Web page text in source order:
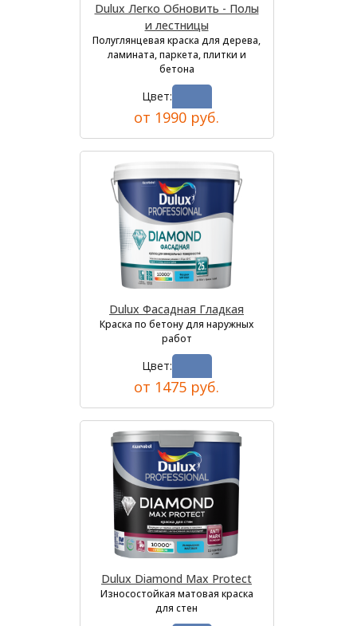
Dulux Легко Обновить - Полы
и лестницы
Полуглянцевая краска для дерева,
ламината, паркета, плитки и
бетона
Цвет:
от 1990 руб.
Dulux Фасадная Гладкая
Краска по бетону для наружных
работ
Цвет:
от 1475 руб.
Dulux Diamond Max Protect
Износостойкая матовая краска
для стен